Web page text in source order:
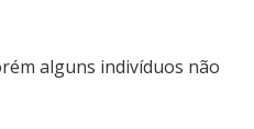
alguns indivíduos não